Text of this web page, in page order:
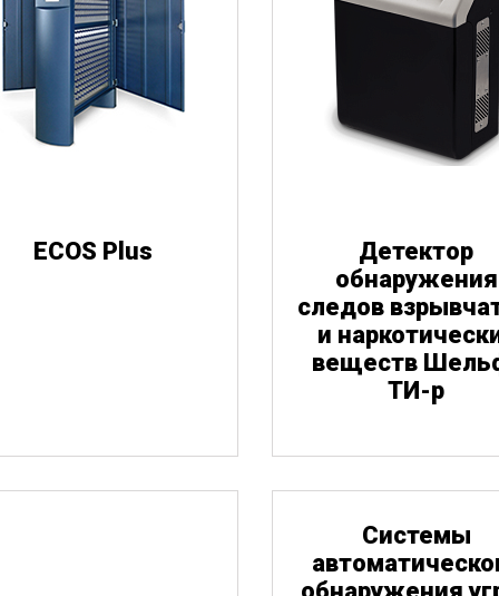
ECOS Plus
Детектор
обнаружения
следов
и
веществ
ТИ-р
Взрывчатые
вещества
Cистемы